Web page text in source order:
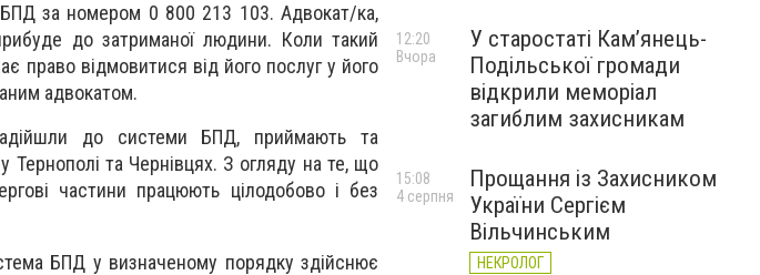
за номером 0 800 213 103. Адвокат/ка,
до затриманої людини. Коли такий
право відмовитися від його послуг у його
адвокатом.
до системи БПД, приймають та
Тернополі та Чернівцях. З огляду на те, що
частини працюють цілодобово і без
БПД у визначеному порядку здійснює
У старостаті Кам’янець-
Подільської громади
відкрили меморіал
загиблим захисникам
12:20
Вчора
Прощання із Захисником
України Сергієм
Вільчинським
НЕКРОЛОГ
15:08
4 серпня